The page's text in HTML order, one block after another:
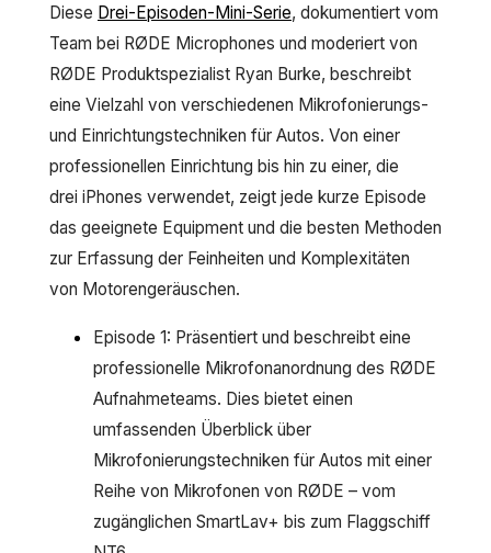
Diese Drei-Episoden-Mini-Serie, dokumentiert vom
Team bei RØDE Microphones und moderiert von
RØDE Produktspezialist Ryan Burke, beschreibt
eine Vielzahl von verschiedenen Mikrofonierungs-
und Einrichtungstechniken für Autos. Von einer
professionellen Einrichtung bis hin zu einer, die
drei iPhones verwendet, zeigt jede kurze Episode
das geeignete Equipment und die besten Methoden
zur Erfassung der Feinheiten und Komplexitäten
von Motorengeräuschen.
Episode 1: Präsentiert und beschreibt eine
professionelle Mikrofonanordnung des RØDE
Aufnahmeteams. Dies bietet einen
umfassenden Überblick über
Mikrofonierungstechniken für Autos mit einer
Reihe von Mikrofonen von RØDE – vom
zugänglichen SmartLav+ bis zum Flaggschiff